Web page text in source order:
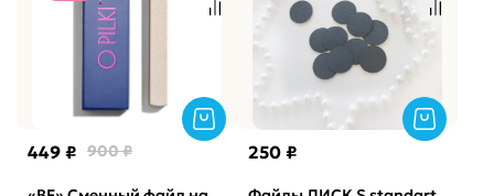
449 ₽ 900 ₽ 250 ₽